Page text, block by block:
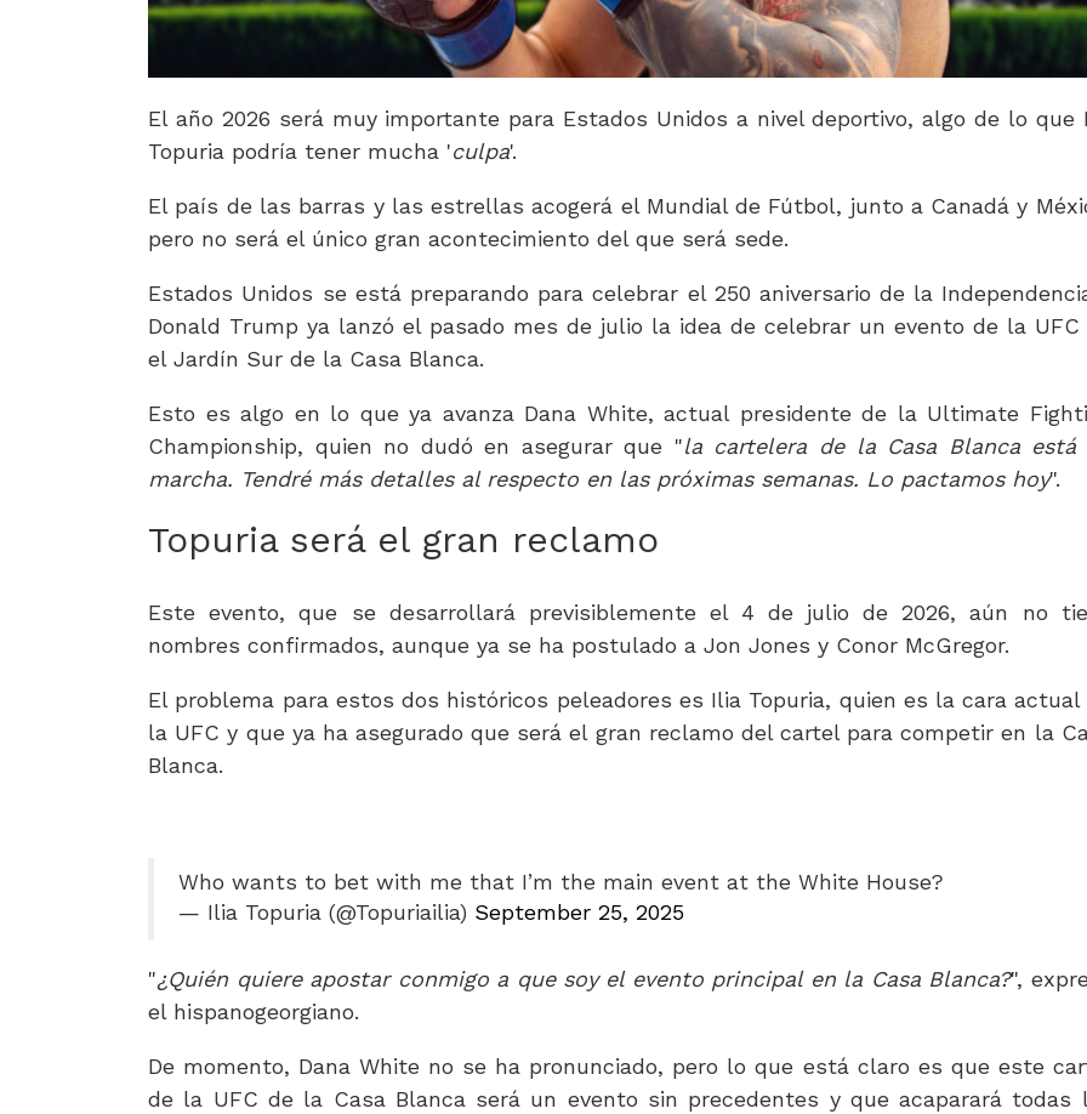
El año 2026 será muy importante para Estados Unidos a nivel deportivo, algo de lo que
Topuria podría tener mucha 'culpa'.
El país de las barras y las estrellas acogerá el Mundial de Fútbol, junto a Canadá y
pero no será el único gran acontecimiento del que será sede.
Estados Unidos se está preparando para celebrar el 250 aniversario de la
Donald Trump ya lanzó el pasado mes de julio la idea de celebrar un evento de la UFC
el Jardín Sur de la Casa Blanca.
Esto es algo en lo que ya avanza Dana White, actual presidente de la Ultimate
Championship, quien no dudó en asegurar que "la cartelera de la Casa Blanca está
marcha. Tendré más detalles al respecto en las próximas semanas. Lo pactamos hoy".
Topuria será el gran reclamo
Este evento, que se desarrollará previsiblemente el 4 de julio de 2026, aún no
nombres confirmados, aunque ya se ha postulado a Jon Jones y Conor McGregor.
El problema para estos dos históricos peleadores es Ilia Topuria, quien es la cara actual
la UFC y que ya ha asegurado que será el gran reclamo del cartel para competir en la
Blanca.
Who wants to bet with me that I’m the main event at the White House?
— Ilia Topuria (@Topuriailia) September 25, 2025
"¿Quién quiere apostar conmigo a que soy el evento principal en la Casa Blanca?",
el hispanogeorgiano.
De momento, Dana White no se ha pronunciado, pero lo que está claro es que este
de la UFC de la Casa Blanca será un evento sin precedentes y que acaparará todas